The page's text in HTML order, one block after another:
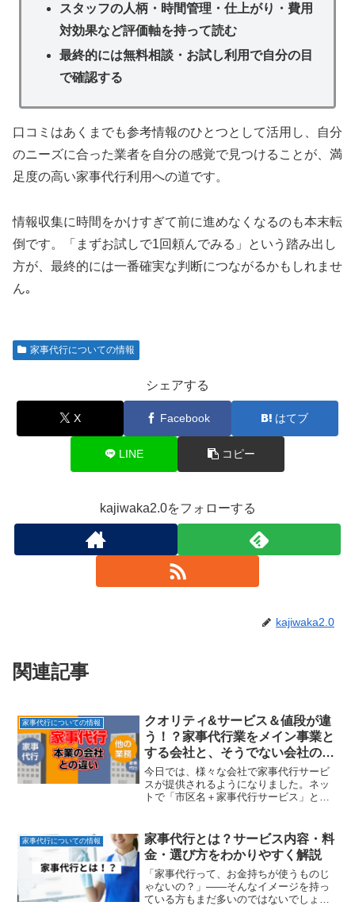
スタッフの人柄・時間管理・仕上がり・費用
対効果など評価軸を持って読む
最終的には無料相談・お試し利用で自分の目
で確認する
口コミはあくまでも参考情報のひとつとして活用し、自分
のニーズに合った業者を自分の感覚で見つけることが、満
足度の高い家事代行利用への道です。
情報収集に時間をかけすぎて前に進めなくなるのも本末転
倒です。「まずお試しで1回頼んでみる」という踏み出し
方が、最終的には一番確実な判断につながるかもしれませ
ん｡
家事代行についての情報
シェアする
X Facebook はてブ
LINE コピー
kajiwaka2.0をフォローする
kajiwaka2.0
関連記事
家事代行についての情報
クオリティ&サービス＆値段が違
う！？家事代行業をメイン事業と
する会社と、そうでない会社の各
種違い
今日では、様々な会社で家事代行サービ
スが提供されるようになりました。ネッ
トで「市区名＋家事代行サービス」とキ
2000年前後では考えられませんでした
ね。しかしながら一口に...
家事代行についての情報
家事代行とは？サービス内容・料
金・選び方をわかりやすく解説
「家事代行って、お金持ちが使うものじ
ゃないの？」——そんなイメージを持っ
ている方もまだ多いのではないでしょう